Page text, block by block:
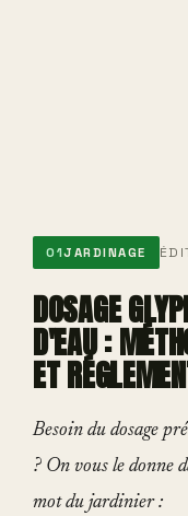
01JARDINAGE
DOSAGE
D'EAU :
ET
Besoin du dosage
? On vous le donne
mot du jardinier :